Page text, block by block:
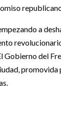
a
Gobierno del